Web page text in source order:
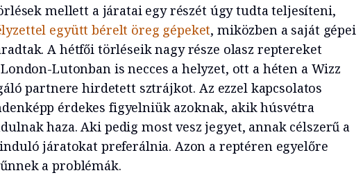
mellett a járatai egy részét úgy tudta teljesíteni,
együtt bérelt öreg gépeket, miközben a saját gépei
A hétfői törléseik nagy része olasz reptereket
Lutonban is necces a helyzet, ott a héten a Wizz
partnere hirdetett sztrájkot. Az ezzel kapcsolatos
érdekes figyelniük azoknak, akik húsvétra
haza. Aki pedig most vesz jegyet, annak célszerű a
járatokat preferálnia. Azon a reptéren egyelőre
a problémák.